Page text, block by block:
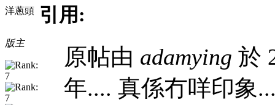
洋蔥頭
版主
引用:
原帖由 adamying 於
年.... 真係冇咩印象